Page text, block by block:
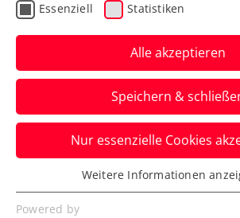
Perfekter Auftakt
Davis Cup:
landet Coup gegen
Virtanen
Österreich führt damit in
gegen Finnland mit 1:0. Jurij
kann anschließend
Essenziell Statistiken
Alle akzeptieren
Speichern &
Nur essenzielle Cookies
Essenziell
Essenzielle Cookies werden für
Weitere Informationen
Powered by